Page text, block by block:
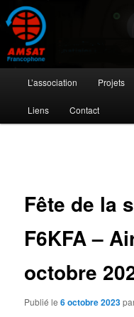
Aller
au
contenu
principalAMSAT
L'activité radioamateur par
principal
L’association Projets
Liens Contact
Fête de la
F6KFA –
octobre
Publié le6 octobre 2023